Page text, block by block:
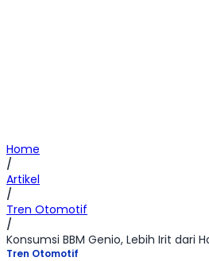
Home
/
Artikel
/
Tren Otomotif
/
Konsumsi BBM Genio, Lebih Irit dari
Tren Otomotif